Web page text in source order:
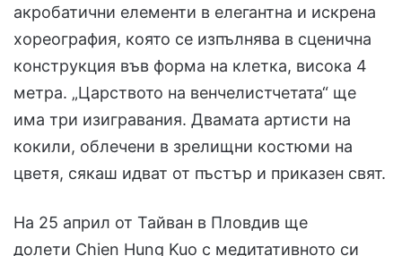
акробатични елементи в елегантна и искрена
хореография, която се изпълнява в сценична
конструкция във форма на клетка, висока 4
метра. „Царството на венчелистчетата“ ще
има три изигравания. Двамата артисти на
кокили, облечени в зрелищни костюми на
цветя, сякаш идват от пъстър и приказен свят.
На 25 април от Тайван в Пловдив ще
долети Chien Hung Kuo с медитативното си